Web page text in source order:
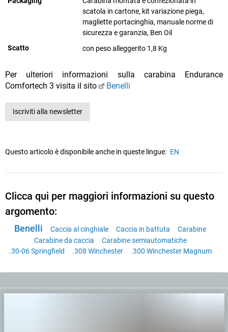
scatola in cartone, kit variazione piega,
magliette portacinghia, manuale norme di
sicurezza e garanzia, Ben Oil
Scatto
con peso alleggerito 1,8 Kg
Per ulteriori informazioni sulla carabina Endurance
Comfortech 3 visita il sito
Benelli
Iscriviti alla newsletter
Questo articolo è disponibile anche in queste lingue: EN
Clicca qui per maggiori informazioni su questo
argomento:
Benelli Caccia al cinghiale Caccia in battuta
Carabine
Carabine da caccia
Carabine semiautomatiche
.30-06 Springfield
.308 Winchester .300 Winchester Magnum